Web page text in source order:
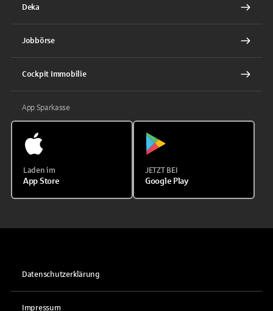
Deka
Jobbörse
Cockpit Immobilie
App Sparkasse
Laden im
App Store
JETZT BEI
Google Play
Datenschutzerklärung
Impressum